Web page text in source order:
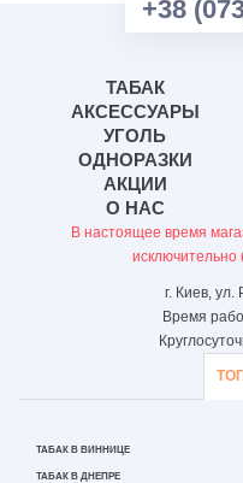
+38
ТАБАК
АКСЕССУАРЫ
УГОЛЬ
ОДНОРАЗКИ
АКЦИИ
О НАС
В настоящее время
г. Киев,
Время
ТАБАК В ВИННИЦЕ
ТАБАК В ДНЕПРЕ